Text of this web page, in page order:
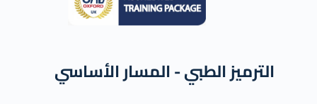
الترميز الطبي - المسار الأساسي